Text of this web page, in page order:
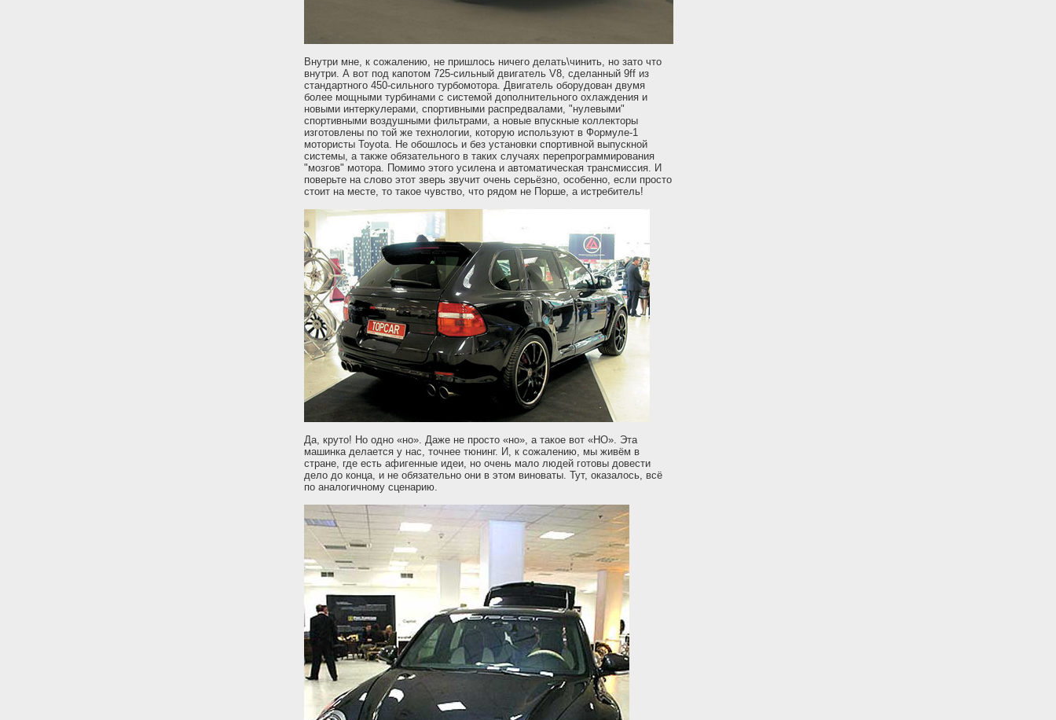
Внутри мне, к сожалению, не пришлось ничего делать\чинить, но зато что
внутри. А вот под капотом 725-сильный двигатель V8, сделанный 9ff из
стандартного 450-сильного турбомотора. Двигатель оборудован двумя
более мощными турбинами с системой дополнительного охлаждения и
новыми интеркулерами, спортивными распредвалами, "нулевыми"
спортивными воздушными фильтрами, а новые впускные коллекторы
изготовлены по той же технологии, которую используют в Формуле-1
мотористы Toyota. Не обошлось и без установки спортивной выпускной
системы, а также обязательного в таких случаях перепрограммирования
"мозгов" мотора. Помимо этого усилена и автоматическая трансмиссия. И
поверьте на слово этот зверь звучит очень серьёзно, особенно, если просто
стоит на месте, то такое чувство, что рядом не Порше, а истребитель!
Да, круто! Но одно «но». Даже не просто «но», а такое вот «НО». Эта
машинка делается у нас, точнее тюнинг. И, к сожалению, мы живём в
стране, где есть афигенные идеи, но очень мало людей готовы довести
дело до конца, и не обязательно они в этом виноваты. Тут, оказалось, всё
по аналогичному сценарию.